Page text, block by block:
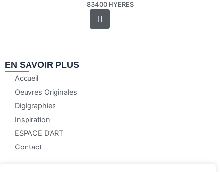
83400 HYERES
Instagram
EN SAVOIR PLUS
Accueil
Oeuvres Originales
Digigraphies
Inspiration
ESPACE D’ART
Contact